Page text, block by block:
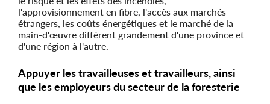
l'approvisionnement en fibre, l'accès aux marchés
étrangers, les coûts énergétiques et le marché de la
main-d'œuvre diffèrent grandement d'une province et
d'une région à l'autre.
Appuyer les travailleuses et travailleurs, ainsi
que les employeurs du secteur de la foresterie